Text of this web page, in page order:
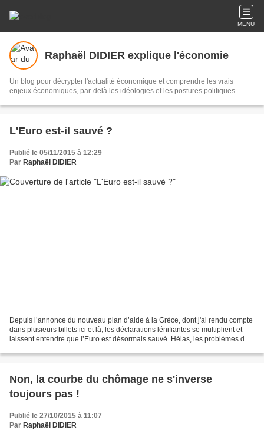
MENU
Raphaël DIDIER explique l'économie
Un blog pour décrypter l'actualité économique et comprendre les vrais
enjeux économiques, par-delà les idéologies et les postures politiques.
L'Euro est-il sauvé ?
Publié le 05/11/2015 à 12:29
Par Raphaël DIDIER
Depuis l’annonce du nouveau plan d’aide à la Grèce, dont j'ai rendu compte
dans plusieurs billets ici et là, les déclarations lénifiantes se multiplient et
laissent entendre que l’Euro est désormais sauvé. Hélas, les problèmes de
Non, la courbe du chômage ne s'inverse
toujours pas !
Publié le 27/10/2015 à 11:07
Par Raphaël DIDIER